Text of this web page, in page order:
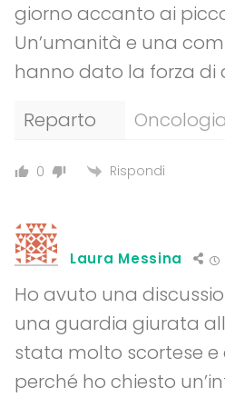
giorno accanto ai
Un’umanità e una
hanno dato la forza di
Reparto
Oncologia
0 Rispondi
Laura Messina
Ho avuto una
una guardia giurata
stata molto scortese
perché ho chiesto